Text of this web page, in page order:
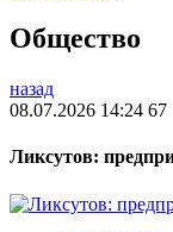
Общество
назад
08.07.2026 14:24 67
Ликсутов: